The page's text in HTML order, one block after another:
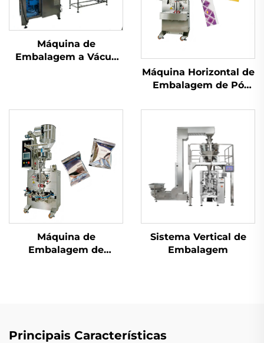
Máquina de
Embalagem a Vácuo
Máquina Horizontal de
Embalagem de Pó
Máquina de
Embalagem de
Sistema Vertical de
Embalagem
Principais Características